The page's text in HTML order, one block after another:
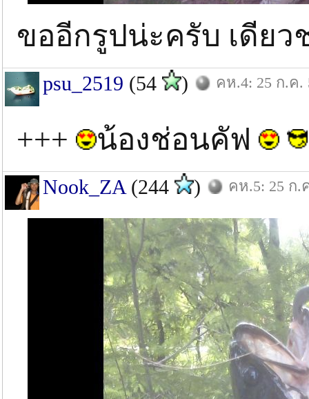
ขออีกรูปน่ะครับ เดีย
psu_2519 (54 ) คห.4: 25 ก.ค.
+++ น้องช่อนคัฟ
Nook_ZA (244 ) คห.5: 25 ก.